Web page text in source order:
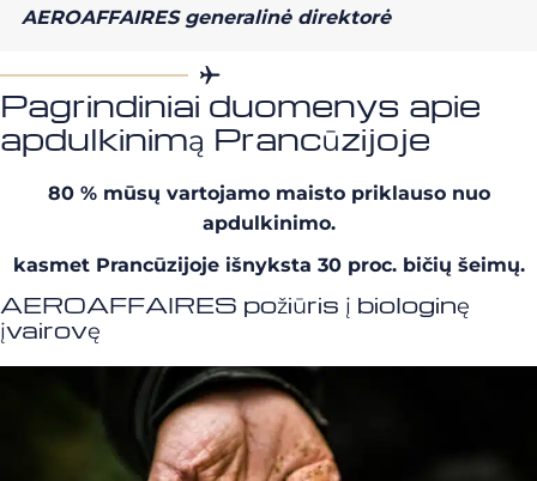
AEROAFFAIRES generalinė direktorė
Pagrindiniai duomenys apie
apdulkinimą Prancūzijoje
80 % mūsų vartojamo maisto priklauso nuo
apdulkinimo.
kasmet Prancūzijoje išnyksta 30 proc. bičių šeimų.
AEROAFFAIRES požiūris į biologinę
įvairovę